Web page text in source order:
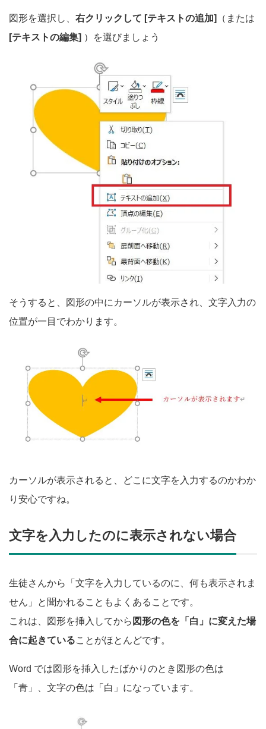
図形を選択し、 右クリックして [テキストの追加]
（または
[テキストの編集] ）を選びましょう
そうすると、図形の中にカーソルが表示され、文字入力の
位置が一目でわかります。
カーソルが表示されると、どこに文字を入力するのかわか
り安心ですね。
文字を入力したのに表示されない場合
生徒さんから「文字を入力しているのに、何も表示されま
せん」と聞かれることもよくあることです。
これは、図形を挿入してから 図形の色を「白」に変えた場
合に起きていることがほとんどです。
Word では図形を挿入したばかりのとき図形の色は
「青」、文字の色は「白」になっています。